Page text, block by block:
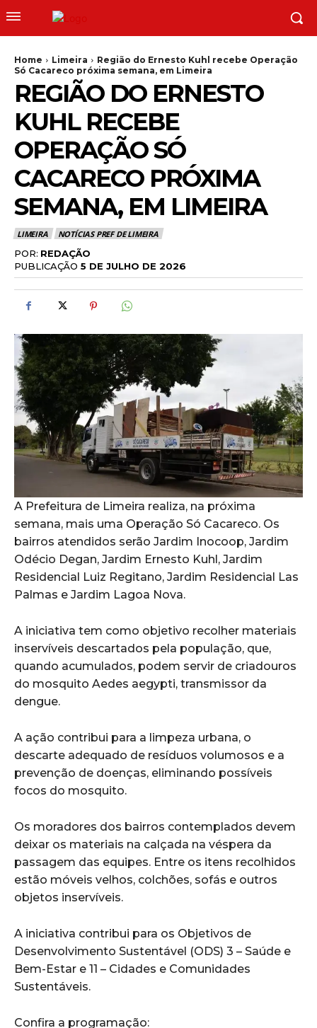
Home Limeira
Região do Ernesto Kuhl recebe Operação
Só Cacareco próxima semana, em Limeira
REGIÃO DO ERNESTO
KUHL RECEBE
OPERAÇÃO SÓ
CACARECO PRÓXIMA
SEMANA, EM LIMEIRA
LIMEIRA NOTÍCIAS PREF DE LIMEIRA
POR: REDAÇÃO
PUBLICAÇÃO 5 DE JULHO DE 2026
A Prefeitura de Limeira realiza, na próxima
semana, mais uma Operação Só Cacareco. Os
bairros atendidos serão Jardim Inocoop, Jardim
Odécio Degan, Jardim Ernesto Kuhl, Jardim
Residencial Luiz Regitano, Jardim Residencial Las
Palmas e Jardim Lagoa Nova.
A iniciativa tem como objetivo recolher materiais
inservíveis descartados pela população, que,
quando acumulados, podem servir de criadouros
do mosquito Aedes aegypti, transmissor da
dengue.
A ação contribui para a limpeza urbana, o
descarte adequado de resíduos volumosos e a
prevenção de doenças, eliminando possíveis
focos do mosquito.
Os moradores dos bairros contemplados devem
deixar os materiais na calçada na véspera da
passagem das equipes. Entre os itens recolhidos
estão móveis velhos, colchões, sofás e outros
objetos inservíveis.
A iniciativa contribui para os Objetivos de
Desenvolvimento Sustentável (ODS) 3 – Saúde e
Bem-Estar e 11 – Cidades e Comunidades
Sustentáveis.
Confira a programação: